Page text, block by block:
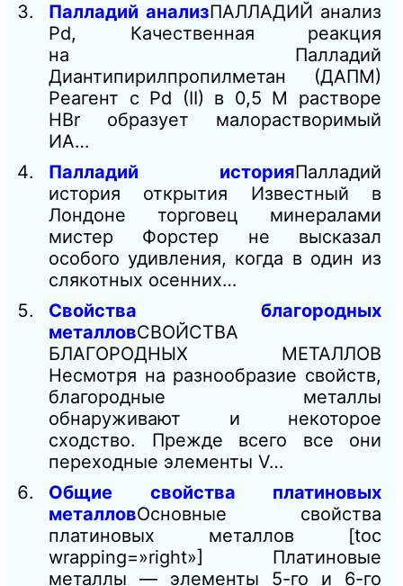
Палладий анализПАЛЛАДИЙ анализ
Pd, Качественная реакция
на Палладий
Диантипирилпропилметан (ДАПМ)
Реагент с Pd (II) в 0,5 М растворе
НВr образует малорастворимый
ИА…
Палладий историяПалладий
история открытия Известный в
Лондоне торговец минералами
мистер Форстер не высказал
особого удивления, когда в один из
слякотных осенних…
Свойства благородных
металловСВОЙСТВА
БЛАГОРОДНЫХ МЕТАЛЛОВ
Несмотря на разнообразие свойств,
благородные металлы
обнаруживают и некоторое
сходство. Прежде всего все они
переходные элементы V…
Общие свойства платиновых
металловОсновные свойства
платиновых металлов [toc
wrapping=»right»] Платиновые
металлы — элементы 5-го и 6-го